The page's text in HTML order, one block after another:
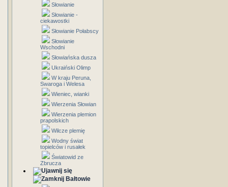
Słowianie
Słowianie -
ciekawostki
Słowianie Połabscy
Słowianie
Wschodni
Słowiańska dusza
Ukraiński Olimp
W kraju Peruna,
Swaroga i Welesa
Wieniec, wianki
Wierzenia Słowian
Wierzenia plemion
prapolskich
Wilcze plemię
Wodny świat
topielców i rusałek
Światowid ze
Zbrucza
Bałtowie